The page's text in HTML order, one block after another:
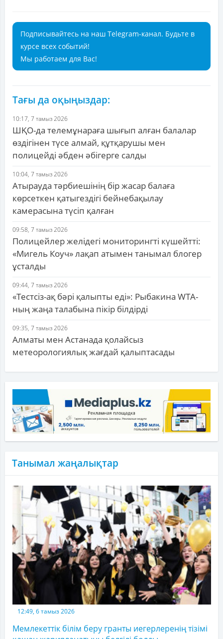
Подписывайтесь на наш Telegram-канал. Будьте в
курсе всех событий!
Мы работаем для Вас!
Тағы да оқыңыздар:
10:17, 7 тамыз 2026
ШҚО-да телемұнараға шығып алған балалар
өздігінен түсе алмай, құтқарушы мен
полицейді әбден әбігерге салды
10:04, 7 тамыз 2026
Атырауда тәрбиешінің бір жасар балаға
көрсеткен қатыгездігі бейнебақылау
камерасына түсіп қалған
09:58, 7 тамыз 2026
Полицейлер желідегі мониторингті күшейтті:
«Мигель Коуч» лақап атымен танымал блогер
ұсталды
09:44, 7 тамыз 2026
«Тестсіз-ақ бәрі қалыпты еді»: Рыбакина WTA-
ның жаңа талабына пікір білдірді
09:35, 7 тамыз 2026
Алматы мен Астанада қолайсыз
метеорологиялық жағдай қалыптасады
Танымал жаңалықтар
12:49, 6 тамыз 2026
Мемлекеттік білім беру гранты иегерлеренің тізімі